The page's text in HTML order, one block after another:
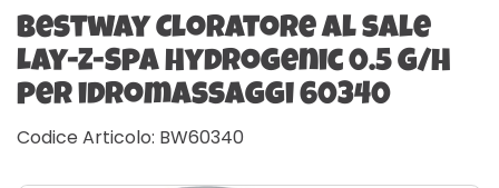
Bestway Cloratore al sale
Lay-Z-Spa Hydrogenic 0.5 G/H
per idromassaggi 60340
Codice Articolo: BW60340